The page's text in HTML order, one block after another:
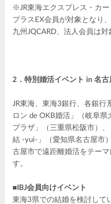
※JR東海エクスプレス・カー
プラスEX会員が対象となり
九州JQCARD、法人会員は対
2．特別婚活イベント in 名古
JR東海、東海3銀行、各銀行
ロン de OKB婚活」（岐阜
プラザ」（三重県松阪市）
結 -yui-」（愛知県名古屋市
古屋市で遠距離婚活をテー
す。
■IBJ会員向けイベント
東海3県での結婚を検討して